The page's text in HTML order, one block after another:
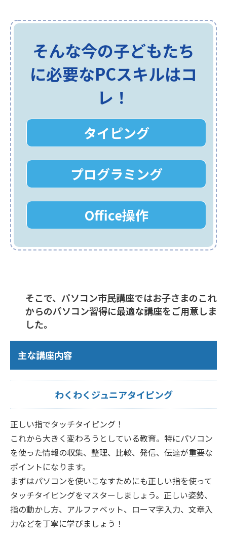
そんな今の子どもたち
に必要なPCスキルはコ
レ！
タイピング
プログラミング
Office操作
そこで、パソコン市民講座ではお子さまのこれ
からのパソコン習得に最適な講座をご用意しま
した。
主な講座内容
わくわくジュニアタイピング
正しい指でタッチタイピング！
これから大きく変わろうとしている教育。特にパソコン
を使った情報の収集、整理、比較、発信、伝達が重要な
ポイントになります。
まずはパソコンを使いこなすためにも正しい指を使って
タッチタイピングをマスターしましょう。正しい姿勢、
指の動かし方、アルファベット、ローマ字入力、文章入
力などを丁寧に学びましょう！